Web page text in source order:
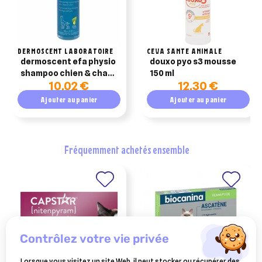
DERMOSCENT LABORATOIRE
dermoscent efa physio
shampoo chien & chat
– 200 ml10,02 €
Ajouter au panier
CEVA SANTE ANIMALE
douxo pyo s3 mousse
150 ml
12,30 €
Ajouter au panier
fréquemment achetés ensemble
contrôlez votre vie privée